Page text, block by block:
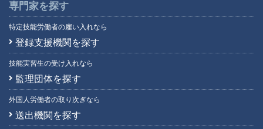
専門家を探す
特定技能労働者の雇い入れなら
登録支援機関を探す
技能実習生の受け入れなら
監理団体を探す
外国人労働者の取り次ぎなら
送出機関を探す